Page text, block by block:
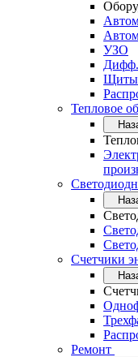
УЗО
Щиты
Тепловое
Счетчики
Ремонт